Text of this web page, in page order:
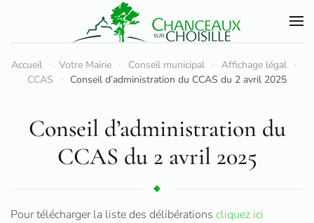
Accéder au contenu principal
Accueil Votre Mairie Conseil municipal
Affichage légal
CCAS
Conseil d’administration du CCAS du 2 avril 2025
Conseil d’administration du
CCAS du 2 avril 2025
Pour télécharger la liste des délibérations cliquez ici